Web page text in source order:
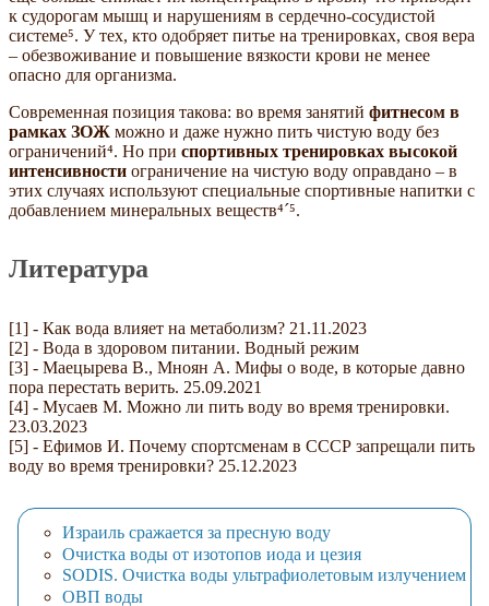
к судорогам мышц и нарушениям в сердечно-сосудистой
системе⁵. У тех, кто одобряет питье на тренировках, своя вера
– обезвоживание и повышение вязкости крови не менее
опасно для организма.
Современная позиция такова: во время занятий фитнесом в
рамках ЗОЖ можно и даже нужно пить чистую воду без
ограничений⁴. Но при спортивных тренировках высокой
интенсивности ограничение на чистую воду оправдано – в
этих случаях используют специальные спортивные напитки с
добавлением минеральных веществ⁴´⁵.
Литература
[1] - Как вода влияет на метаболизм? 21.11.2023
[2] - Вода в здоровом питании. Водный режим
[3] - Маецырева В., Мноян А. Мифы о воде, в которые давно
пора перестать верить. 25.09.2021
[4] - Мусаев М. Можно ли пить воду во время тренировки.
23.03.2023
[5] - Ефимов И. Почему спортсменам в СССР запрещали пить
воду во время тренировки? 25.12.2023
Израиль сражается за пресную воду
Очистка воды от изотопов иода и цезия
SODIS. Очистка воды ультрафиолетовым излучением
ОВП воды